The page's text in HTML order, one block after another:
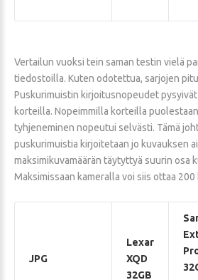
Vertailun vuoksi tein saman testin vielä
tiedostoilla. Kuten odotettua, sarjojen
Puskurimuistin kirjoitusnopeudet
korteilla. Nopeimmilla korteilla
tyhjeneminen nopeutui selvästi. Tämä
puskurimuistia kirjoitetaan jo kuvauksen
maksimikuvamäärän täytyttyä suurin osa
Maksimissaan kameralla voi siis ottaa
JPG
Lexar
XQD
32GB